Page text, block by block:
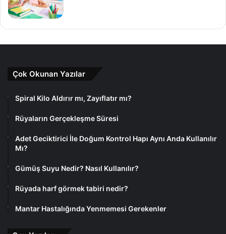
Çok Okunan Yazılar
Spiral Kilo Aldırır mı, Zayıflatır mı?
Rüyaların Gerçekleşme Süresi
Adet Geciktirici İle Doğum Kontrol Hapı Aynı Anda Kullanılır
Mı?
Gümüş Suyu Nedir? Nasıl Kullanılır?
Rüyada harf görmek tabiri nedir?
Mantar Hastalığında Yenmemesi Gerekenler